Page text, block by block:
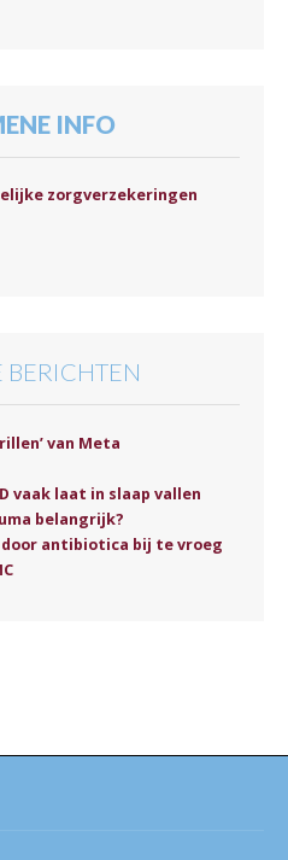
INFO
zorgverzekeringen
BERICHTEN
van Meta
vaak laat in slaap vallen
belangrijk?
antibiotica bij te vroeg